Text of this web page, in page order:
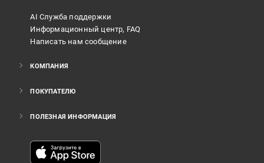
AI Служба поддержки
Информационный центр, FAQ
Написать нам сообщение
КОМПАНИЯ
ПОКУПАТЕЛЮ
ПОЛЕЗНАЯ ИНФОРМАЦИЯ